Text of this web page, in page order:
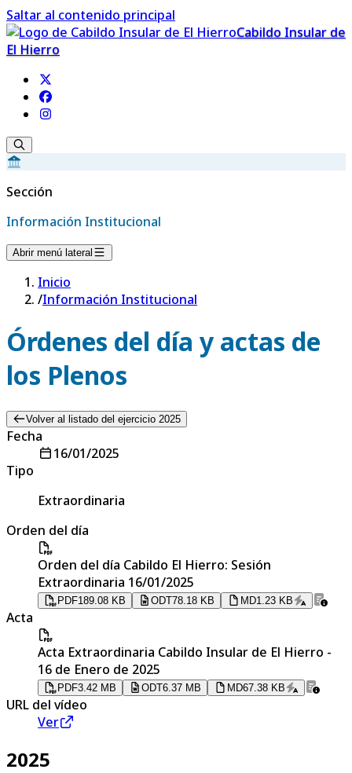
Saltar al contenido principal
Cabildo Insular de
El Hierro
Sección
Información Institucional
Abrir menú lateral
Inicio
/Información Institucional
Órdenes del día y actas de
los Plenos
Volver al listado del ejercicio 2025
Fecha
16/01/2025
Tipo
Extraordinaria
Orden del día
Orden del día Cabildo El Hierro: Sesión
Extraordinaria 16/01/2025
PDF189.08 KB ODT78.18 KB MD1.23 KB
Acta
Acta Extraordinaria Cabildo Insular de El Hierro -
16 de Enero de 2025
PDF3.42 MB ODT6.37 MB MD67.38 KB
URL del vídeo
Ver
2025